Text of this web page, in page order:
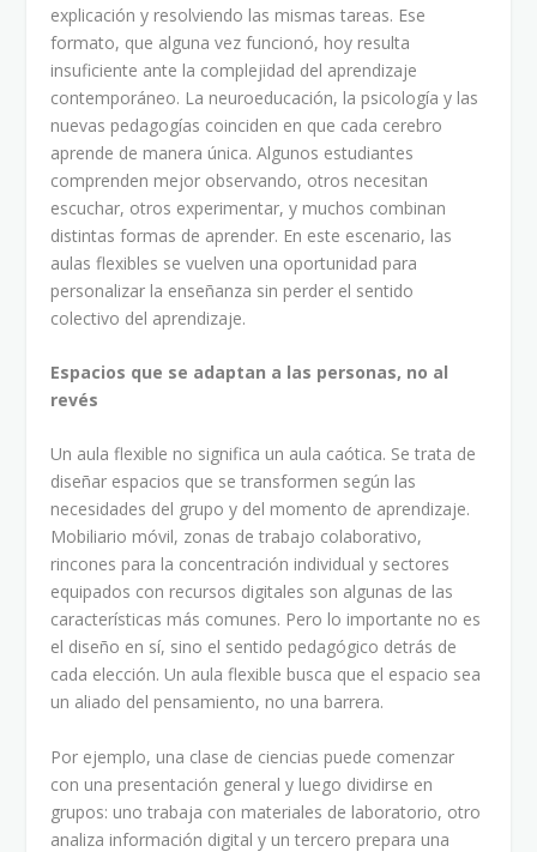
explicación y resolviendo las mismas tareas. Ese
formato, que alguna vez funcionó, hoy resulta
insuficiente ante la complejidad del aprendizaje
contemporáneo. La neuroeducación, la psicología y las
nuevas pedagogías coinciden en que cada cerebro
aprende de manera única. Algunos estudiantes
comprenden mejor observando, otros necesitan
escuchar, otros experimentar, y muchos combinan
distintas formas de aprender. En este escenario, las
aulas flexibles se vuelven una oportunidad para
personalizar la enseñanza sin perder el sentido
colectivo del aprendizaje.
Espacios que se adaptan a las personas, no al
revés
Un aula flexible no significa un aula caótica. Se trata de
diseñar espacios que se transformen según las
necesidades del grupo y del momento de aprendizaje.
Mobiliario móvil, zonas de trabajo colaborativo,
rincones para la concentración individual y sectores
equipados con recursos digitales son algunas de las
características más comunes. Pero lo importante no es
el diseño en sí, sino el sentido pedagógico detrás de
cada elección. Un aula flexible busca que el espacio sea
un aliado del pensamiento, no una barrera.
Por ejemplo, una clase de ciencias puede comenzar
con una presentación general y luego dividirse en
grupos: uno trabaja con materiales de laboratorio, otro
analiza información digital y un tercero prepara una